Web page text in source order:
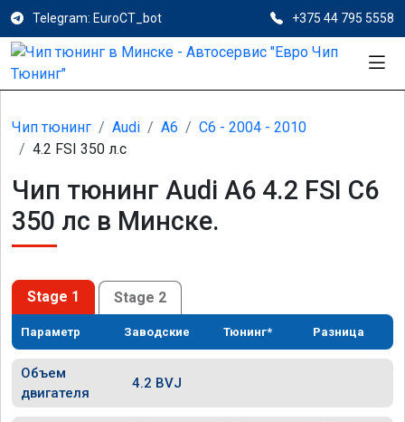
Telegram: EuroCT_bot +375 44 795 5558
Чип тюнинг Audi A6
C6 - 2004 - 2010
4.2 FSI 350 л.с
Чип тюнинг Audi A6 4.2 FSI C6
350 лс в Минске.
Stage 1 Stage 2
Параметр Заводские Тюнинг* Разница
Объем
двигателя
4.2 BVJ